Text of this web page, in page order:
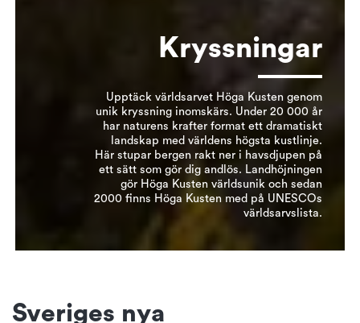
Kryssningar
Upptäck världsarvet Höga Kusten genom
unik kryssning inomskärs. Under 20 000 år
har naturens krafter format ett dramatiskt
landskap med världens högsta kustlinje.
Här stupar bergen rakt ner i havsdjupen på
ett sätt som gör dig andlös. Landhöjningen
gör Höga Kusten världsunik och sedan
2000 finns Höga Kusten med på UNESCOs
världsarvslista.
Sveriges nya